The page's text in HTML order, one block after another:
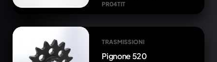
PR04TIT
TRASMISSIONI
Pignone 520